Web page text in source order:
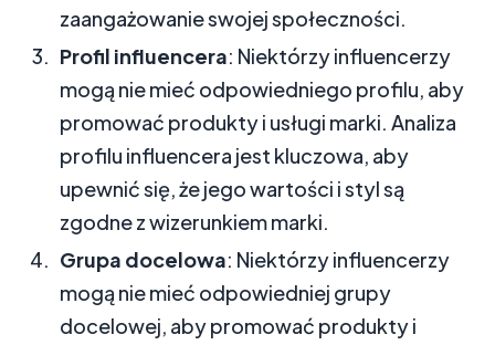
zaangażowanie swojej społeczności.
Profil influencera: Niektórzy influencerzy
mogą nie mieć odpowiedniego profilu, aby
promować produkty i usługi marki. Analiza
profilu influencera jest kluczowa, aby
upewnić się, że jego wartości i styl są
zgodne z wizerunkiem marki.
Grupa docelowa: Niektórzy influencerzy
mogą nie mieć odpowiedniej grupy
docelowej, aby promować produkty i